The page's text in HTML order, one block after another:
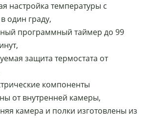
настройка температуры с
один граду,
программный таймер до 99
защита термостата от
компоненты
от внутренней камеры,
камера и полки изготовлены из